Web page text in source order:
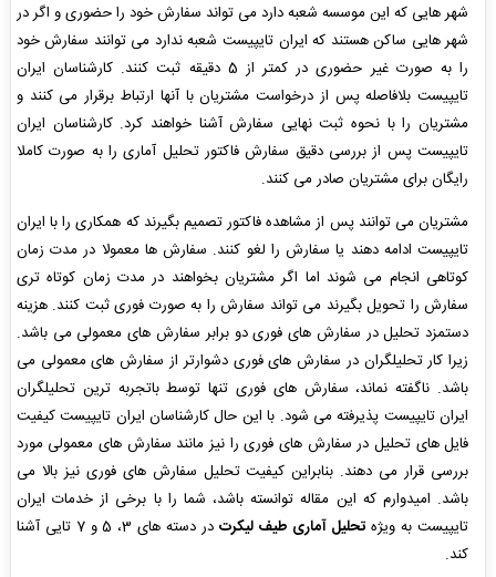
شهر هایی که این موسسه شعبه دارد می تواند سفارش خود را حضوری و اگر در
شهر هایی ساکن هستند که ایران تایپیست شعبه ندارد می توانند سفارش خود
را به صورت غیر حضوری در کمتر از 5 دقیقه ثبت کنند. کارشناسان ایران
تایپیست بلافاصله پس از درخواست مشتریان با آنها ارتباط برقرار می کنند و
مشتریان را با نحوه ثبت نهایی سفارش آشنا خواهند کرد. کارشناسان ایران
تایپیست پس از بررسی دقیق سفارش فاکتور تحلیل آماری را به صورت کاملا
رایگان برای مشتریان صادر می کنند.
مشتریان می توانند پس از مشاهده فاکتور تصمیم بگیرند که همکاری را با ایران
تایپیست ادامه دهند یا سفارش را لغو کنند. سفارش ها معمولا در مدت زمان
کوتاهی انجام می شوند اما اگر مشتریان بخواهند در مدت زمان کوتاه تری
سفارش را تحویل بگیرند می تواند سفارش را به صورت فوری ثبت کنند. هزینه
دستمزد تحلیل در سفارش های فوری دو برابر سفارش های معمولی می باشد.
زیرا کار تحلیلگران در سفارش های فوری دشوارتر از سفارش های معمولی می
باشد. ناگفته نماند، سفارش های فوری تنها توسط باتجربه ترین تحلیلگران
ایران تایپیست پذیرفته می شود. با این حال کارشناسان ایران تایپیست کیفیت
فایل های تحلیل در سفارش های فوری را نیز مانند سفارش های معمولی مورد
بررسی قرار می دهند. بنابراین کیفیت تحلیل سفارش های فوری نیز بالا می
باشد. امیدوارم که این مقاله توانسته باشد، شما را با برخی از خدمات ایران
تایپیست به ویژه تحلیل آماری طیف لیکرت
در دسته های 3، 5 و 7 تایی آشنا
کند.